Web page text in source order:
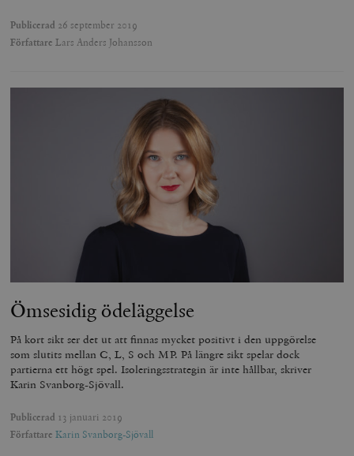
Publicerad 26 september 2019
Författare Lars Anders Johansson
Ömsesidig ödeläggelse
På kort sikt ser det ut att finnas mycket positivt i den uppgörelse
som slutits mellan C, L, S och MP. På längre sikt spelar dock
partierna ett högt spel. Isoleringsstrategin är inte hållbar, skriver
Karin Svanborg-Sjövall.
Publicerad 13 januari 2019
Författare Karin Svanborg-Sjövall